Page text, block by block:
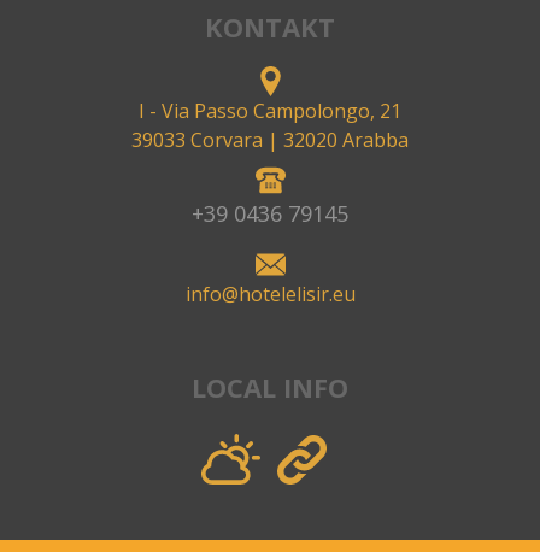
KONTAKT
I - Via Passo Campolongo, 21
39033 Corvara | 32020 Arabba
+39 0436 79145
info@hotelelisir.eu
LOCAL INFO